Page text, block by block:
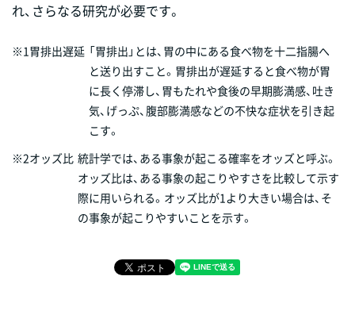
れ、さらなる研究が必要です。
※1胃排出遅延 「胃排出」とは、胃の中にある食べ物を十二指腸へ
と送り出すこと。胃排出が遅延すると食べ物が胃
に長く停滞し、胃もたれや食後の早期膨満感、吐き
気、げっぷ、腹部膨満感などの不快な症状を引き起
こす。
※2オッズ比 統計学では、ある事象が起こる確率をオッズと呼ぶ。
オッズ比は、ある事象の起こりやすさを比較して示す
際に用いられる。オッズ比が1より大きい場合は、そ
の事象が起こりやすいことを示す。